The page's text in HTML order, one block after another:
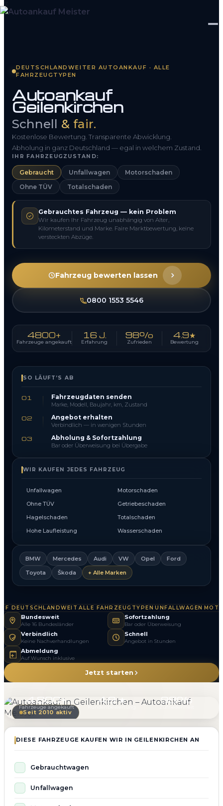
So funktioniert’s
Kontakt
FAQ
0800 1553 5546
DEUTSCHLANDWEITER AUTOANKAUF · ALLE
FAHRZEUGTYPEN
Autoankauf
Geilenkirchen
Schnell & fair.
Kostenlose Bewertung. Transparente Abwicklung.
Abholung in ganz Deutschland — egal in welchem Zustand.
IHR FAHRZEUGZUSTAND:
Gebraucht Unfallwagen
Motorschaden
Ohne TÜV
Totalschaden
Gebrauchtes Fahrzeug — kein Problem
Wir kaufen Ihr Fahrzeug unabhängig von Alter,
Kilometerstand und Marke. Faire Marktbewertung, keine
versteckten Abzüge.
Fahrzeug bewerten lassen
0800 1553 5546
4800+
Fahrzeuge angekauft
16 J.
Erfahrung
98%
Zufrieden
4.9★
Bewertung
SO LÄUFT’S AB
01 Fahrzeugdaten senden
Marke, Modell, Baujahr, km, Zustand
02 Angebot erhalten
Verbindlich — in wenigen Stunden
03 Abholung & Sofortzahlung
Bar oder Überweisung bei Übergabe
WIR KAUFEN JEDES FAHRZEUG
Unfallwagen
Motorschaden
Ohne TÜV
Getriebeschaden
Hagelschaden
Totalschaden
Hohe Laufleistung
Wasserschaden
BMW Mercedes Audi VW Opel
Ford
Toyota
Škoda + Alle Marken
DEUTSCHLANDWEIT·ALLE FAHRZEUGTYPEN·UNFALLWAGEN·
Bundesweit
Alle 16 Bundesländer
Sofortzahlung
Bar oder Überweisung
Verbindlich
Keine Nachverhandlungen
Schnell
Angebot in Stunden
Abmeldung
Auf Wunsch inklusive
Jetzt starten
Seit 2010 aktiv
4.800+
Fahrzeuge angekauft
4.9 ★
Kundenbewertung
98%
Zufriedenheit
DIESE FAHRZEUGE KAUFEN WIR IN GEILENKIRCHEN AN
Gebrauchtwagen
Unfallwagen